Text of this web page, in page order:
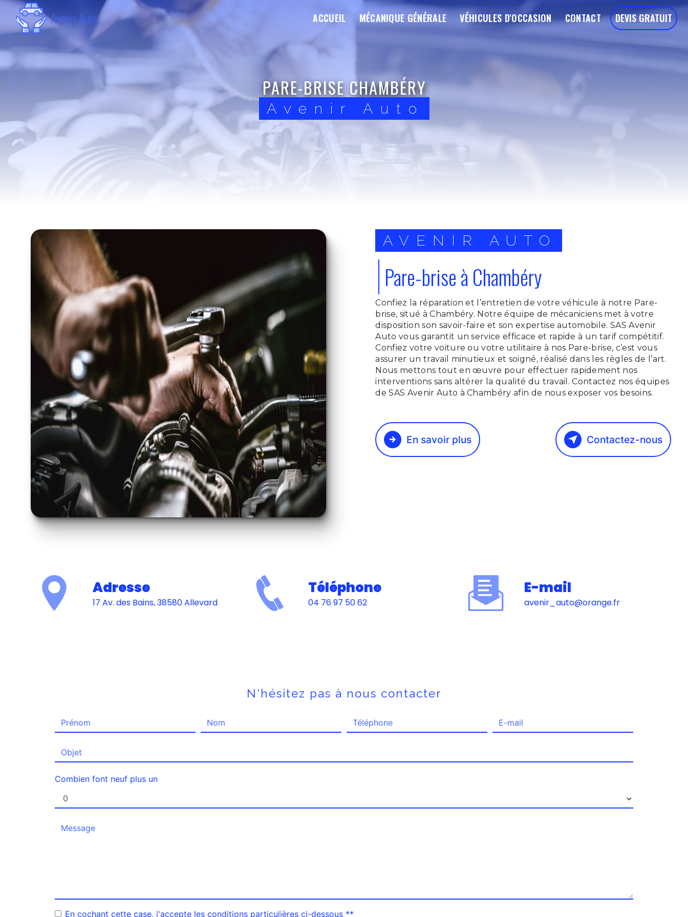
Avenir Auto ACCUEIL MÉCANIQUE GÉNÉRALE VÉHICULES D'OCCASION CONTACT DEVIS GRATUIT
PARE-BRISE CHAMBÉRY
Avenir Auto
AVENIR AUTO
Pare-brise à Chambéry
Confiez la réparation et l’entretien de votre véhicule à notre Pare-
brise, situé à Chambéry. Notre équipe de mécaniciens met à votre
disposition son savoir-faire et son expertise automobile. SAS Avenir
Auto vous garantit un service efficace et rapide à un tarif compétitif.
Confiez votre voiture ou votre utilitaire à nos Pare-brise, c’est vous
assurer un travail minutieux et soigné, réalisé dans les règles de l’art.
Nous mettons tout en œuvre pour effectuer rapidement nos
interventions sans altérer la qualité du travail. Contactez nos équipes
de SAS Avenir Auto à Chambéry afin de nous exposer vos besoins.
En savoir plus Contactez-nous
Adresse
17 Av. des Bains, 38580 Allevard
Téléphone
04 76 97 50 62
E-mail
avenir_auto@orange.fr
N'hésitez pas à nous contacter
Combien font neuf plus un
En cochant cette case, j'accepte les conditions particulières ci-dessous **
Panneau de gestion des cookies